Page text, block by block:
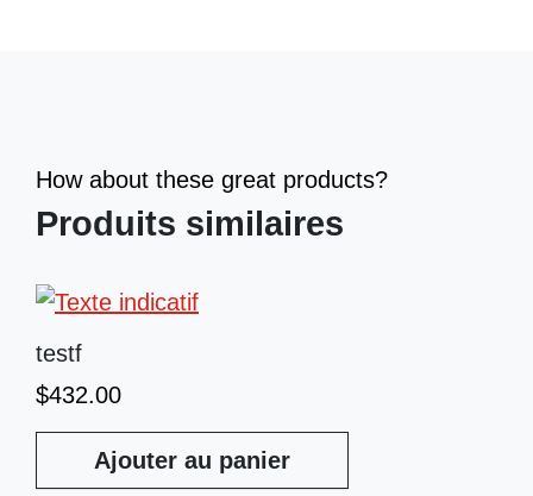
How about these great products?
Produits similaires
testf
$432.00
Ajouter au panier